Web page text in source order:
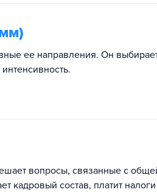
ее направления. Он
вопросы, связанные с
кадровый состав, платит